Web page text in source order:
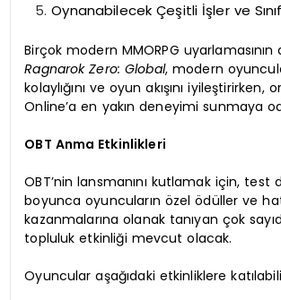
Oynanabilecek Çeşitli İşler ve
Birçok modern MMORPG uyarlamasının
Ragnarok Zero: Global, modern
kolaylığını ve oyun akışını iyileştirirken,
Online’a en yakın deneyimi sunmaya
OBT Anma Etkinlikleri
OBT’nin lansmanını kutlamak için, test
boyunca oyuncuların özel ödüller ve
kazanmalarına olanak tanıyan çok
topluluk etkinliği mevcut olacak.
Oyuncular aşağıdaki etkinliklere